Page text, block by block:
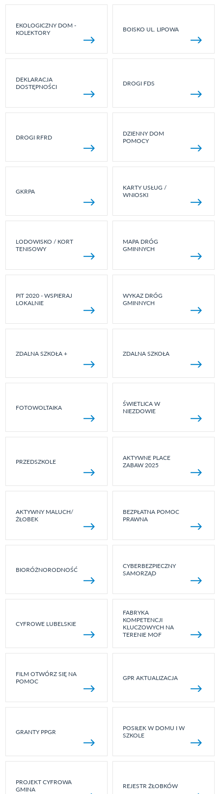
EKOLOGICZNY DOM -
KOLEKTORY
BOISKO UL. LIPOWA
DEKLARACJA
DOSTĘPNOŚCI
DROGI FDS
DROGI RFRD
DZIENNY DOM
POMOCY
GKRPA
KARTY USŁUG /
WNIOSKI
LODOWISKO / KORT
TENISOWY
MAPA DRÓG
GMINNYCH
PIT 2020 - WSPIERAJ
LOKALNIE
WYKAZ DRÓG
GMINNYCH
ZDALNA SZKOŁA + ZDALNA SZKOŁA
FOTOWOLTAIKA
ŚWIETLICA W
NIEZDOWIE
PRZEDSZKOLE
AKTYWNE PLACE
ZABAW 2025
AKTYWNY MALUCH/
ŻŁOBEK
BEZPŁATNA POMOC
PRAWNA
BIORÓŻNORODNOŚĆ
CYBERBEZPIECZNY
SAMORZĄD
CYFROWE LUBELSKIE
FABRYKA
KOMPETENCJI
KLUCZOWYCH NA
TERENIE MOF
FILM OTWÓRZ SIĘ NA
POMOC
GPR AKTUALIZACJA
GRANTY PPGR
POSIŁEK W DOMU I W
SZKOLE
PROJEKT CYFROWA
GMINA
REJESTR ŻŁOBKÓW